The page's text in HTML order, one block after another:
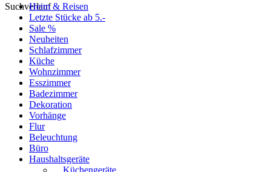
SuchverlaufHeim & Reisen
Letzte Stücke ab 5.-
Sale %
Neuheiten
Schlafzimmer
Küche
Wohnzimmer
Esszimmer
Badezimmer
Dekoration
Vorhänge
Flur
Beleuchtung
Büro
Haushaltsgeräte
Küchengeräte